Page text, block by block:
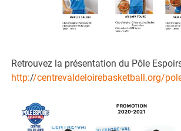
Retrouvez la présentation du Pôle
http://centrevaldeloirebasketball.org/